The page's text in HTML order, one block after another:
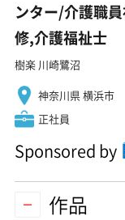
ンター/介護職
修,介護福祉士
樹楽 川崎鷺沼
神奈川県 横浜市
正社員
Sponsored by
作品